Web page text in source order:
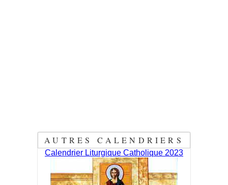
AUTRES CALENDRIERS
Calendrier Liturgique Catholique 2023